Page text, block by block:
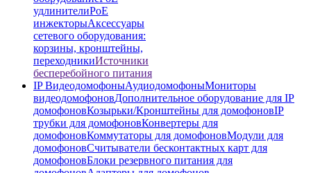
удлинителиPoE
инжекторыАксессуары
сетевого оборудования:
корзины, кронштейны,
переходникиИсточники
бесперебойного питания
IP ВидеодомофоныАудиодомофоныМониторы
видеодомофоновДополнительное оборудование для IP
домофоновКозырьки/Кронштейны для домофоновIP
трубки для домофоновКонвертеры для
домофоновКоммутаторы для домофоновМодули для
домофоновСчитыватели бесконтактных карт для
домофоновБлоки резервного питания для